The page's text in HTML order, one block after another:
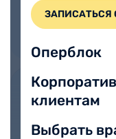
ЗАПИСАТЬСЯ
Оперблок
клиентам
Выбрать